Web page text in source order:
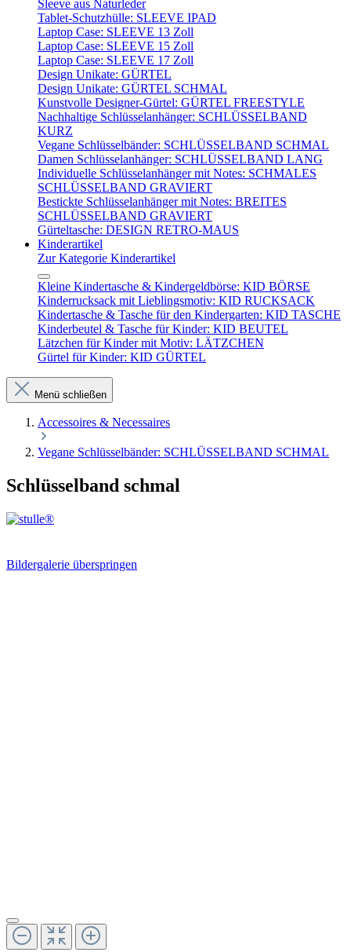
Sleeve aus Naturleder
Tablet-Schutzhülle: SLEEVE IPAD
Laptop Case: SLEEVE 13 Zoll
Laptop Case: SLEEVE 15 Zoll
Laptop Case: SLEEVE 17 Zoll
Design Unikate: GÜRTEL
Design Unikate: GÜRTEL SCHMAL
Kunstvolle Designer-Gürtel: GÜRTEL FREESTYLE
Nachhaltige Schlüsselanhänger: SCHLÜSSELBAND
KURZ
Vegane Schlüsselbänder: SCHLÜSSELBAND SCHMAL
Damen Schlüsselanhänger: SCHLÜSSELBAND LANG
Individuelle Schlüsselanhänger mit Notes: SCHMALES
SCHLÜSSELBAND GRAVIERT
Bestickte Schlüsselanhänger mit Notes: BREITES
SCHLÜSSELBAND GRAVIERT
Gürteltasche: DESIGN RETRO-MAUS
Kinderartikel
Zur Kategorie Kinderartikel
Kleine Kindertasche & Kindergeldbörse: KID BÖRSE
Kinderrucksack mit Lieblingsmotiv: KID RUCKSACK
Kindertasche & Tasche für den Kindergarten: KID TASCHE
Kinderbeutel & Tasche für Kinder: KID BEUTEL
Lätzchen für Kinder mit Motiv: LÄTZCHEN
Gürtel für Kinder: KID GÜRTEL
Menü schließen
Accessoires & Necessaires
Vegane Schlüsselbänder: SCHLÜSSELBAND SCHMAL
Schlüsselband schmal
Bildergalerie überspringen